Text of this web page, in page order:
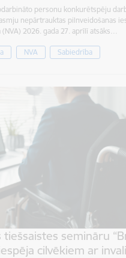
personu konkurētspēju
nepārtrauktas pilnveidošanas
2026. gada 27. aprīlī atsāks…
NVA Sabiedrība
tiešsaistes semināru
cilvēkiem ar